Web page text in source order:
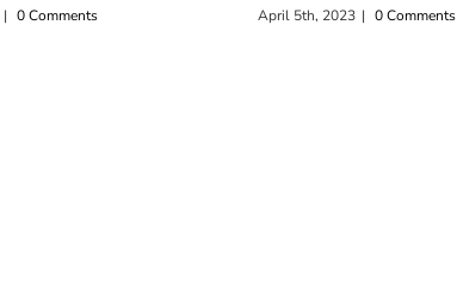
| 0 Comments April 5th, 2023 | 0 Comments